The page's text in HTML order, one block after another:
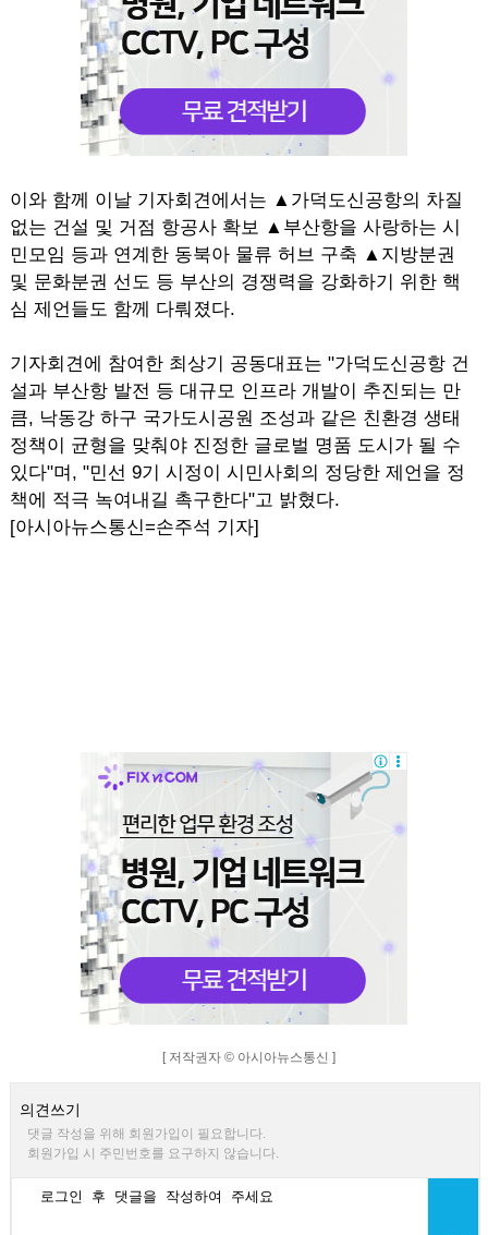
이와 함께 이날 기자회견에서는 ▲가덕도신공항의 차질
없는 건설 및 거점 항공사 확보 ▲부산항을 사랑하는 시
민모임 등과 연계한 동북아 물류 허브 구축 ▲지방분권
및 문화분권 선도 등 부산의 경쟁력을 강화하기 위한 핵
심 제언들도 함께 다뤄졌다.
기자회견에 참여한 최상기 공동대표는 "가덕도신공항 건
설과 부산항 발전 등 대규모 인프라 개발이 추진되는 만
큼, 낙동강 하구 국가도시공원 조성과 같은 친환경 생태
정책이 균형을 맞춰야 진정한 글로벌 명품 도시가 될 수
있다"며, "민선 9기 시정이 시민사회의 정당한 제언을 정
책에 적극 녹여내길 촉구한다"고 밝혔다.
[아시아뉴스통신=손주석 기자]
[ 저작권자 © 아시아뉴스통신 ]
의견쓰기
댓글 작성을 위해 회원가입이 필요합니다.
회원가입 시 주민번호를 요구하지 않습니다.